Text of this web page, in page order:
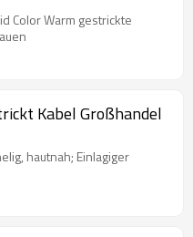
Color Warm gestrickte
Kabel Großhandel
hautnah; Einlagiger